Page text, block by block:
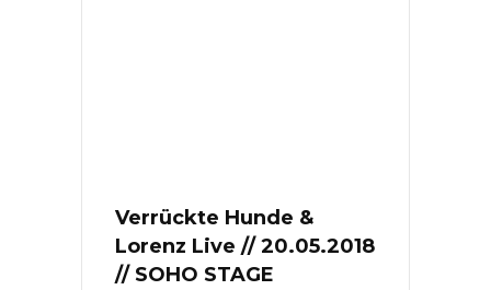
Verrückte Hunde &
Lorenz Live // 20.05.2018
// SOHO STAGE